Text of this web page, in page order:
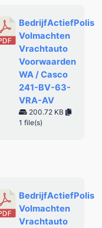
BedrijfActiefPolis
Volmachten
Vrachtauto
Voorwaarden
WA / Casco
241-BV-63-
VRA-AV
200.72 KB
1 file(s)
BedrijfActiefPolis
Volmachten
Vrachtauto